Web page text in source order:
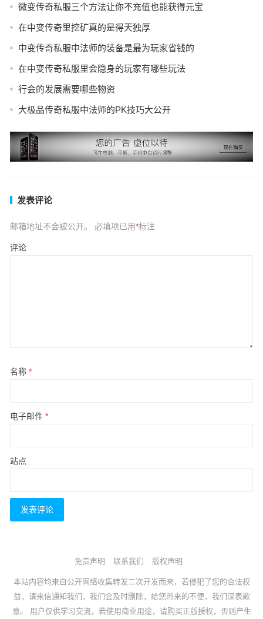
微变传奇私服三个方法让你不充值也能获得元宝
在中变传奇里挖矿真的是得天独厚
中变传奇私服中法师的装备是最为玩家省钱的
在中变传奇私服里会隐身的玩家有哪些玩法
行会的发展需要哪些物资
大极品传奇私服中法师的PK技巧大公开
发表评论
邮箱地址不会被公开。 必填项已用*标注
评论
名称 *
电子邮件 *
站点
免责声明 联系我们 版权声明
本站内容均来自公开网络收集转发二次开发而来，若侵犯了您的合法权
益，请来信通知我们，我们会及时删除，给您带来的不便，我们深表歉
意。 用户仅供学习交流，若使用商业用途，请购买正版授权，否则产生